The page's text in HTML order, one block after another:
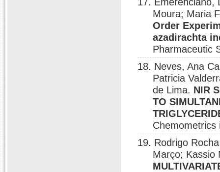
Moura; Maria
Order
azadirachta
Pharmaceutic
18. Neves, Ana
Patricia
de Lima. NIR
TO
Chemometrics
19. Rodrigo
Março; Kassio